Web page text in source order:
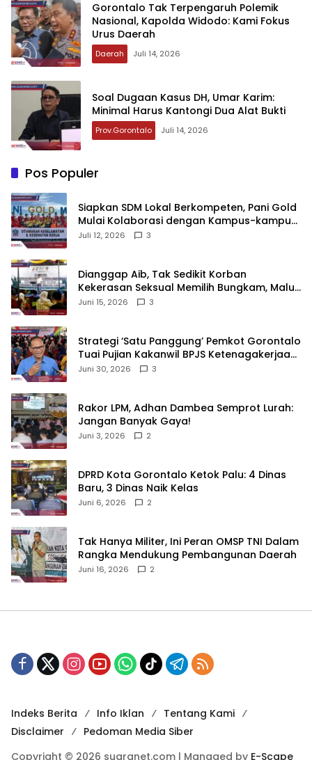
‎Gorontalo Tak Terpengaruh Polemik
Nasional, Kapolda Widodo: Kami Fokus
Urus Daerah
Daerah Juli 14, 2026
‎Soal Dugaan Kasus DH, Umar Karim:
Minimal Harus Kantongi Dua Alat Bukti
Prov.Gorontalo Juli 14, 2026
Pos Populer
‎Siapkan SDM Lokal Berkompeten, Pani Gold
Mulai Kolaborasi dengan Kampus-kampus
di Gorontalo
Juli 12, 2026 3
‎Dianggap Aib, Tak Sedikit Korban
Kekerasan Seksual Memilih Bungkam, Malu
untuk Melapor!‎
Juni 15, 2026 3
Strategi ‘Satu Panggung’ Pemkot Gorontalo
Tuai Pujian Kakanwil BPJS Ketenagakerjaan
Sulama‎‎
Juni 30, 2026 3
‎Rakor LPM, Adhan Dambea Semprot Lurah:
Jangan Banyak Gaya!‎
Juni 3, 2026 2
‎DPRD Kota Gorontalo Ketok Palu: 4 Dinas
Baru, 3 Dinas Naik Kelas
Juni 6, 2026 2
‎Tak Hanya Militer, Ini Peran OMSP TNI Dalam
Rangka Mendukung Pembangunan Daerah
Juni 16, 2026 2
Indeks Berita Info Iklan
Tentang Kami
Disclaimer
Pedoman Media Siber
Copyright © 2026 suaranet.com | Managed by E-Scape